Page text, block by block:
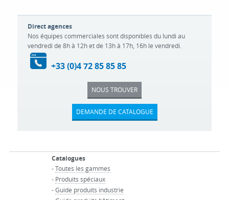
Direct agences
Nos équipes commerciales sont disponibles du lundi au
vendredi de 8h à 12h et de 13h à 17h, 16h le vendredi.
+33 (0)4 72 85 85 85
NOUS TROUVER
DEMANDE DE CATALOGUE
Catalogues
-Toutes les gammes
- Produits spéciaux
-Guide produits industrie